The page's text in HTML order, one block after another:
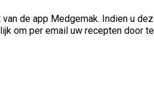
de app Medgemak. Indien u
om per email uw recepten door